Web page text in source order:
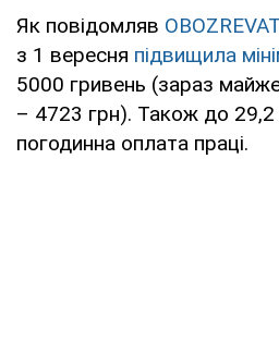
Як повідомляв
з 1 вересня підвищила
5000 гривень (зараз
– 4723 грн). Також до 29,2
погодинна оплата праці.